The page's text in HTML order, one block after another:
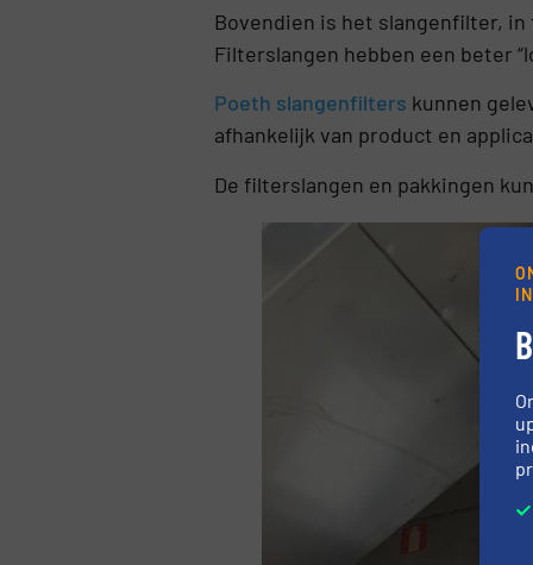
Bovendien is het slangenfilter,
Filterslangen hebben een beter
Poeth slangenfilters kunnen
afhankelijk van product en
De filterslangen en pakkingen